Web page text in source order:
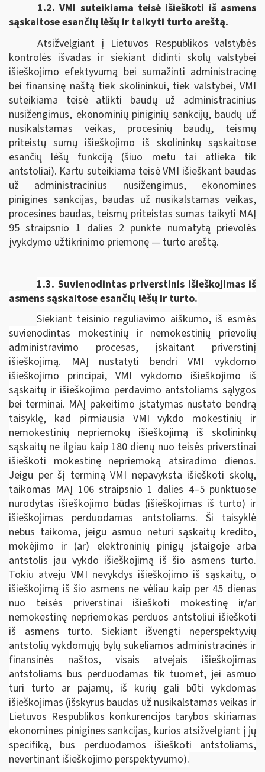
1.2. VMI suteikiama teisė išieškoti iš asmens
sąskaitose esančių lėšų ir taikyti turto areštą.
Atsižvelgiant į Lietuvos Respublikos valstybės
kontrolės išvadas ir siekiant didinti skolų valstybei
išieškojimo efektyvumą bei sumažinti administracinę
bei finansinę naštą tiek skolininkui, tiek valstybei, VMI
suteikiama teisė atlikti baudų už administracinius
nusižengimus, ekonominių piniginių sankcijų, baudų už
nusikalstamas veikas, procesinių baudų, teismų
priteistų sumų išieškojimo iš skolininkų sąskaitose
esančių lėšų funkciją (šiuo metu tai atlieka tik
antstoliai). Kartu suteikiama teisė VMI išieškant baudas
už administracinius nusižengimus, ekonomines
pinigines sankcijas, baudas už nusikalstamas veikas,
procesines baudas, teismų priteistas sumas taikyti MAĮ
95 straipsnio 1 dalies 2 punkte numatytą prievolės
įvykdymo užtikrinimo priemonę — turto areštą.
1.3. Suvienodintas priverstinis išieškojimas iš
asmens sąskaitose esančių lėšų ir turto.
Siekiant teisinio reguliavimo aiškumo, iš esmės
suvienodintas mokestinių ir nemokestinių prievolių
administravimo procesas, įskaitant priverstinį
išieškojimą. MAĮ nustatyti bendri VMI vykdomo
išieškojimo principai, VMI vykdomo išieškojimo iš
sąskaitų ir išieškojimo perdavimo antstoliams sąlygos
bei terminai. MAĮ pakeitimo įstatymas nustato bendrą
taisyklę, kad pirmiausia VMI vykdo mokestinių ir
nemokestinių nepriemokų išieškojimą iš skolininkų
sąskaitų ne ilgiau kaip 180 dienų nuo teisės priverstinai
išieškoti mokestinę nepriemoką atsiradimo dienos.
Jeigu per šį terminą VMI nepavyksta išieškoti skolų,
taikomas MAĮ 106 straipsnio 1 dalies 4–5 punktuose
nurodytas išieškojimo būdas (išieškojimas iš turto) ir
išieškojimas perduodamas antstoliams. Ši taisyklė
nebus taikoma, jeigu asmuo neturi sąskaitų kredito,
mokėjimo ir (ar) elektroninių pinigų įstaigoje arba
antstolis jau vykdo išieškojimą iš šio asmens turto.
Tokiu atveju VMI nevykdys išieškojimo iš sąskaitų, o
išieškojimą iš šio asmens ne vėliau kaip per 45 dienas
nuo teisės priverstinai išieškoti mokestinę ir/ar
nemokestinę nepriemokas perduos antstoliui išieškoti
iš asmens turto. Siekiant išvengti neperspektyvių
antstolių vykdomųjų bylų sukeliamos administracinės ir
finansinės naštos, visais atvejais išieškojimas
antstoliams bus perduodamas tik tuomet, jei asmuo
turi turto ar pajamų, iš kurių gali būti vykdomas
išieškojimas (išskyrus baudas už nusikalstamas veikas ir
Lietuvos Respublikos konkurencijos tarybos skiriamas
ekonomines pinigines sankcijas, kurios atsižvelgiant į jų
specifiką, bus perduodamos išieškoti antstoliams,
nevertinant išieškojimo perspektyvumo).